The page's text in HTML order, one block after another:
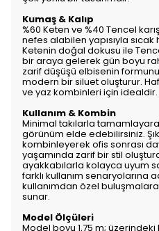
Kumaş & Kalıp
%60 Keten ve %40 Tencel
nefes alabilen yapısıyla
Ketenin doğal dokusu ile
bir araya gelerek gün boyu
zarif düşüşü elbisenin
modern bir siluet oluşturur.
ve yaz kombinleri için idealdir.
Kullanım & Kombin
Minimal takılarla
görünüm elde edebilirsiniz.
kombinleyerek ofis sonrası
yaşamında zarif bir stil
ayakkabılarla kolayca uyum
farklı kullanım senaryolarına
kullanımdan özel
sunar.
Model Ölçüleri
Model boyu 1,75 m; üzerindeki